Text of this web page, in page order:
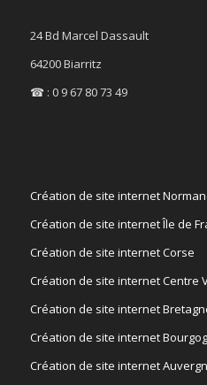
24 Bd Marcel Dassault
64200 Biarritz
☎ : 0 9 67 80 73 49
Création de site internet
Création de site internet Île de
Création de site internet Corse
Création de site internet Centre
Création de site internet
Création de site internet
Création de site internet